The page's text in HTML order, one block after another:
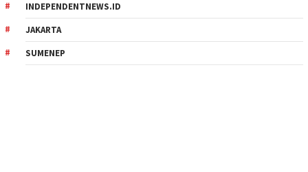
INDEPENDENTNEWS.ID
JAKARTA
SUMENEP